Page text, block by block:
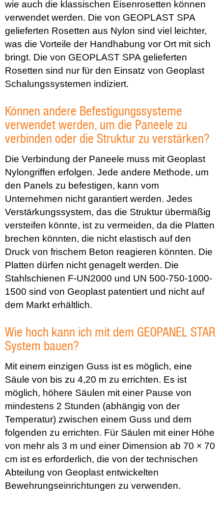
wie auch die klassischen Eisenrosetten können
verwendet werden. Die von GEOPLAST SPA
gelieferten Rosetten aus Nylon sind viel leichter,
was die Vorteile der Handhabung vor Ort mit sich
bringt. Die von GEOPLAST SPA gelieferten
Rosetten sind nur für den Einsatz von Geoplast
Schalungssystemen indiziert.
Können andere Befestigungssysteme
verwendet werden, um die Paneele zu
verbinden oder die Struktur zu verstärken?
Die Verbindung der Paneele muss mit Geoplast
Nylongriffen erfolgen. Jede andere Methode, um
den Panels zu befestigen, kann vom
Unternehmen nicht garantiert werden. Jedes
Verstärkungssystem, das die Struktur übermäßig
versteifen könnte, ist zu vermeiden, da die Platten
brechen könnten, die nicht elastisch auf den
Druck von frischem Beton reagieren könnten. Die
Platten dürfen nicht genagelt werden. Die
Stahlschienen F-UN2000 und UN 500-750-1000-
1500 sind von Geoplast patentiert und nicht auf
dem Markt erhältlich.
Wie hoch kann ich mit dem GEOPANEL STAR
System bauen?
Mit einem einzigen Guss ist es möglich, eine
Säule von bis zu 4,20 m zu errichten. Es ist
möglich, höhere Säulen mit einer Pause von
mindestens 2 Stunden (abhängig von der
Temperatur) zwischen einem Guss und dem
folgenden zu errichten. Für Säulen mit einer Höhe
von mehr als 3 m und einer Dimension ab 70 × 70
cm ist es erforderlich, die von der technischen
Abteilung von Geoplast entwickelten
Bewehrungseinrichtungen zu verwenden.